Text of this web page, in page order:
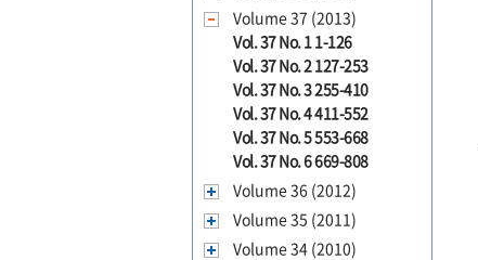
Volume 37 (2013)
Vol. 37 No. 1 1-126
Vol. 37 No. 2 127-253
Vol. 37 No. 3 255-410
Vol. 37 No. 4 411-552
Vol. 37 No. 5 553-668
Vol. 37 No. 6 669-808
Volume 36 (2012)
Volume 35 (2011)
Volume 34 (2010)